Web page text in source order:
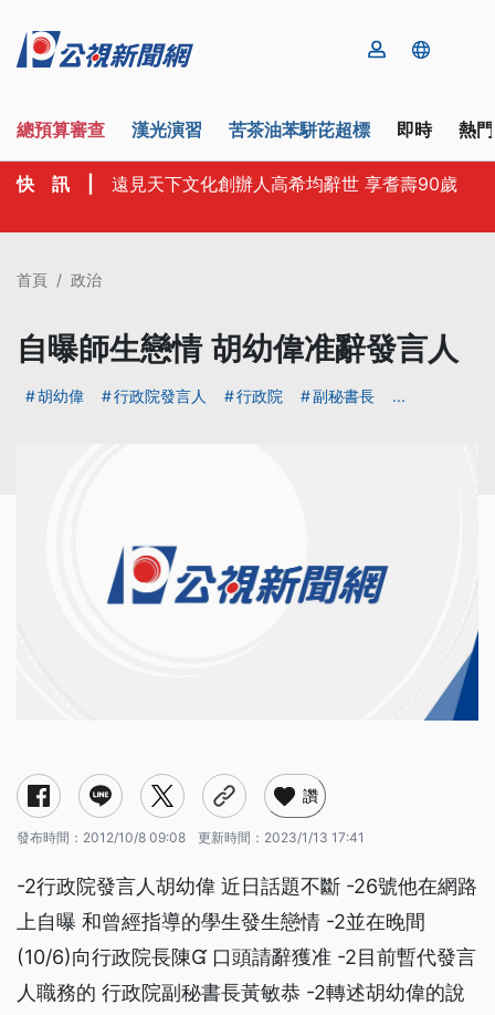
總預算審查 漢光演習 苦茶油苯駢芘超標 即時 熱
快 訊 遠見天下文化創辦人高希均辭世 享耆壽90歲
首頁 政治
自曝師生戀情 胡幼偉准辭發言人
胡幼偉 行政院發言人 行政院 副秘書長 ...
讚
發布時間： 2012/10/8 09:08 更新時間： 2023/1/13 17:41
-2行政院發言人胡幼偉 近日話題不斷 -26號他在網路
上自曝 和曾經指導的學生發生戀情 -2並在晚間
(10/6)向行政院長陳 口頭請辭獲准 -2目前暫代發言
人職務的 行政院副秘書長黃敏恭 -2轉述胡幼偉的說